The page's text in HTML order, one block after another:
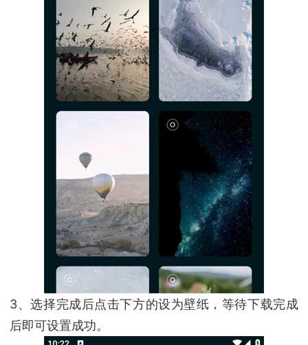
3、选择完成后点击下方的设为壁纸，等待下载完成
后即可设置成功。